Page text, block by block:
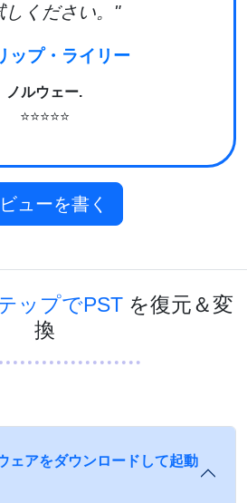
しください。"
ップ・ライリー
ノルウェー.
⭐⭐⭐⭐⭐
ューを書く
ップでPSTを復元＆変
換
ェアをダウンロードして起動